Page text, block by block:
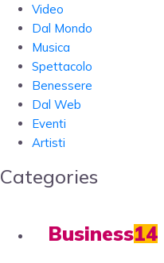
Video
Dal Mondo
Musica
Spettacolo
Benessere
Dal Web
Eventi
Artisti
Categories
Business14